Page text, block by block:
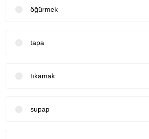
öğürmek
tapa
tıkamak
supap